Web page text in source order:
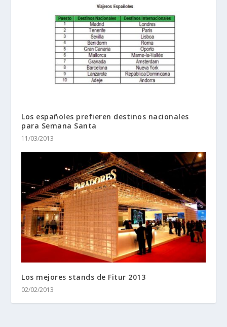
Los españoles prefieren destinos nacionales
para Semana Santa
11/03/2013
Los mejores stands de Fitur 2013
02/02/2013